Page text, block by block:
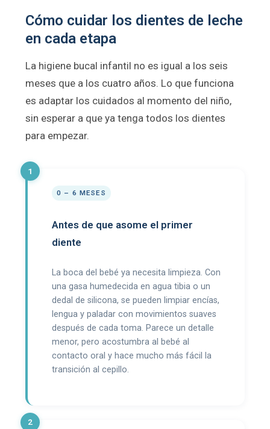
Cómo cuidar los dientes de leche
en cada etapa
La higiene bucal infantil no es igual a los seis
meses que a los cuatro años. Lo que funciona
es adaptar los cuidados al momento del niño,
sin esperar a que ya tenga todos los dientes
para empezar.
0 – 6 MESES
Antes de que asome el primer
diente
La boca del bebé ya necesita limpieza. Con
una gasa humedecida en agua tibia o un
dedal de silicona, se pueden limpiar encías,
lengua y paladar con movimientos suaves
después de cada toma. Parece un detalle
menor, pero acostumbra al bebé al
contacto oral y hace mucho más fácil la
transición al cepillo.